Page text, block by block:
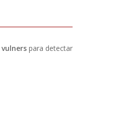
vulnerspara detectar